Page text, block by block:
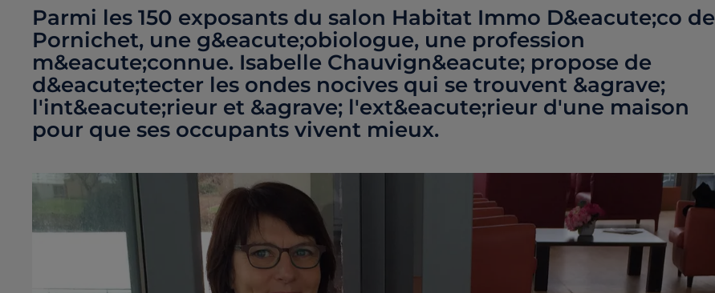
Parmi les 150 exposants du salon Habitat Immo D&eacute;co de
Pornichet, une g&eacute;obiologue, une profession
m&eacute;connue. Isabelle Chauvign&eacute; propose de
d&eacute;tecter les ondes nocives qui se trouvent &agrave;
l'int&eacute;rieur et &agrave; l'ext&eacute;rieur d'une maison
pour que ses occupants vivent mieux.